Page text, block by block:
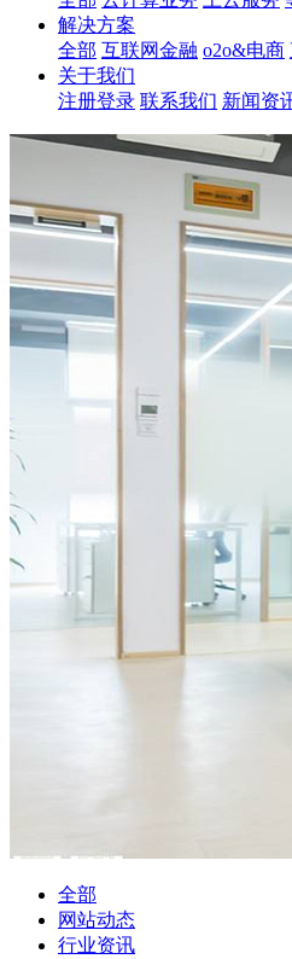
解决方案
全部 互联网金融 o2o&电商
关于我们
注册登录 联系我们 新闻资
全部
网站动态
行业资讯